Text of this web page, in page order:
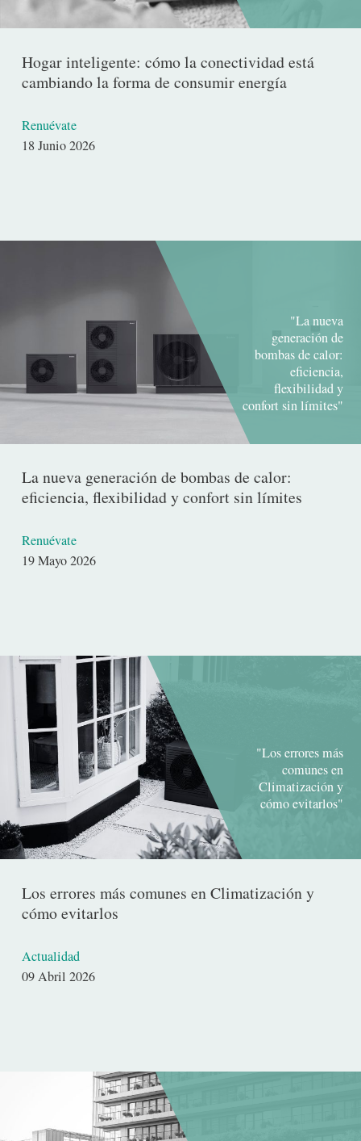
Hogar inteligente: cómo la conectividad está
cambiando la forma de consumir energía
Renuévate
Fecha18 Junio 2026
"La nueva
generación de
bombas de calor:
eficiencia,
flexibilidad y
confort sin límites"
La nueva generación de bombas de calor:
eficiencia, flexibilidad y confort sin límites
Renuévate
Fecha19 Mayo 2026
"Los errores más
comunes en
Climatización y
cómo evitarlos"
Los errores más comunes en Climatización y
cómo evitarlos
Actualidad
Fecha09 Abril 2026